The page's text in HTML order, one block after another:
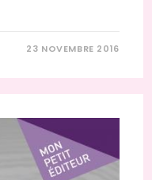
23 NOVEMBRE 2016